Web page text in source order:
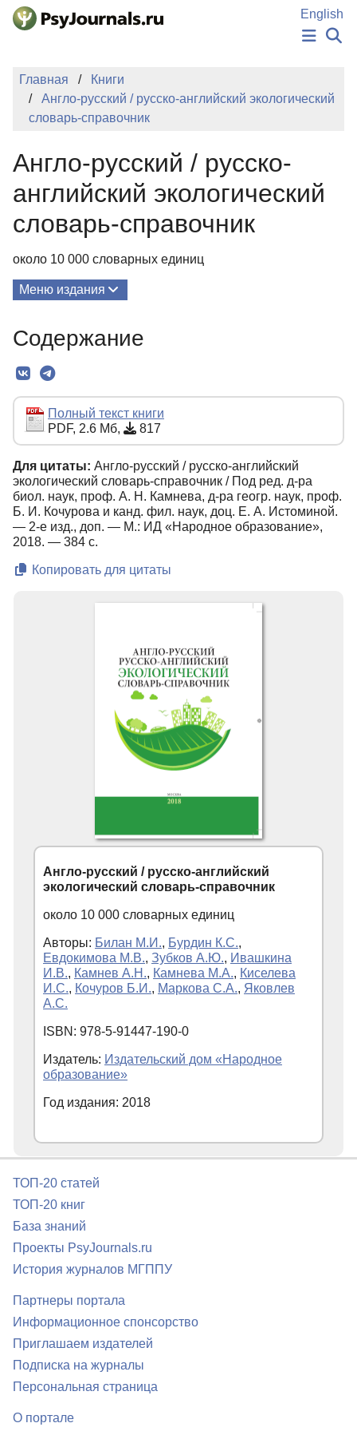
Перейти к основному содержанию
English
КЛЮЧЕВЫЕ СЛОВА
Регистрация
Главная
Книги
Англо-русский / русско-английский экологический
словарь-справочник
Англо-русский / русско-
английский экологический
словарь-справочник
около 10 000 словарных единиц
Меню издания
Редколлегия
Текст
Содержание
Полный текст книги
PDF, 2.6 Мб,
817
Для цитаты: Англо-русский / русско-английский
экологический словарь-справочник / Под ред. д-ра
биол. наук, проф. А. Н. Камнева, д-ра геогр. наук, проф.
Б. И. Кочурова и канд. фил. наук, доц. Е. А. Истоминой.
— 2-е изд., доп. — М.: ИД «Народное образование»,
2018. — 384 с.
Копировать для цитаты
Англо-русский / русско-английский
экологический словарь-справочник
около 10 000 словарных единиц
Авторы: Билан М.И., Бурдин К.С.,
Евдокимова М.В., Зубков А.Ю., Ивашкина
И.В., Камнев А.Н., Камнева М.А., Киселева
И.С., Кочуров Б.И., Маркова С.А., Яковлев
А.С.
ISBN: 978-5-91447-190-0
Издатель: Издательский дом «Народное
образование»
Год издания: 2018
ТОП-20 статей
ТОП-20 книг
База знаний
Проекты PsyJournals.ru
История журналов МГППУ
Партнеры портала
Информационное спонсорство
Приглашаем издателей
Подписка на журналы
Персональная страница
О портале